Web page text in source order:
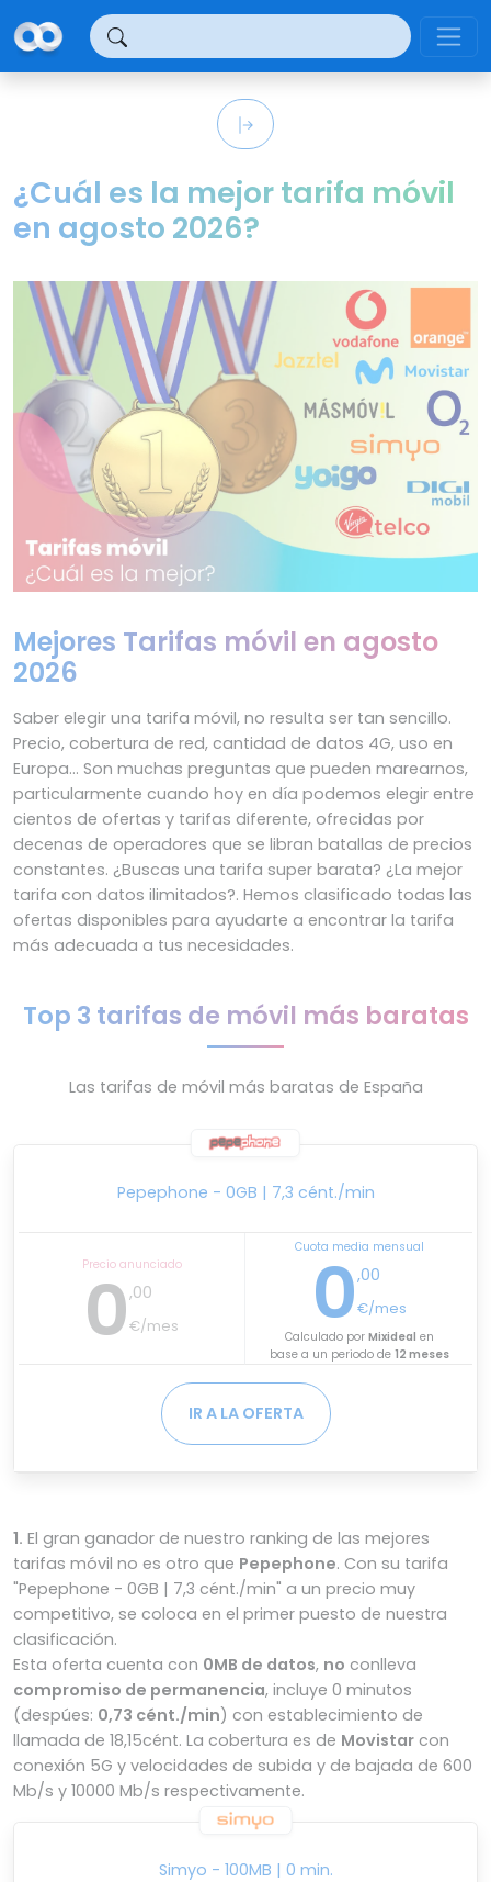
¿Cuál es la mejor tarifa móvil
en agosto 2026?
Mejores Tarifas móvil en agosto
2026
Saber elegir una tarifa móvil, no resulta ser tan sencillo.
Precio, cobertura de red, cantidad de datos 4G, uso en
Europa… Son muchas preguntas que pueden marearnos,
particularmente cuando hoy en día podemos elegir entre
cientos de ofertas y tarifas diferente, ofrecidas por
decenas de operadores que se libran batallas de precios
constantes. ¿Buscas una tarifa super barata? ¿La mejor
tarifa con datos ilimitados?. Hemos clasificado todas las
ofertas disponibles para ayudarte a encontrar la tarifa
más adecuada a tus necesidades.
Top 3 tarifas de móvil más baratas
Las tarifas de móvil más baratas de España
Pepephone - 0GB | 7,3 cént./min
Precio anunciado
0 ,00
€/mes
Cuota media mensual
0,00
€/mes
Calculado por Mixideal en
base a un periodo de 12 meses
IR A LA OFERTA
1. El gran ganador de nuestro ranking de las mejores
tarifas móvil no es otro que Pepephone. Con su tarifa
"Pepephone - 0GB | 7,3 cént./min" a un precio muy
competitivo, se coloca en el primer puesto de nuestra
clasificación.
Esta oferta cuenta con 0MB de datos, no conlleva
compromiso de permanencia, incluye 0 minutos
(despúes: 0,73 cént./min) con establecimiento de
llamada de 18,15cént. La cobertura es de Movistar con
conexión 5G y velocidades de subida y de bajada de 600
Mb/s y 10000 Mb/s respectivamente.
Simyo - 100MB | 0 min.
Panel de gestión de cookies